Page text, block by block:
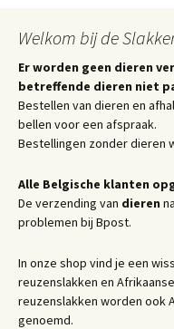
Welkom bij de
Er worden geen dieren
betreffende dieren niet
Bestellen van dieren en
bellen voor een afspraak.
Bestellingen zonder dieren
Alle Belgische klanten
De verzending van dieren
problemen bij Bpost.
In onze shop vind je een
reuzenslakken en
reuzenslakken worden ook
genoemd.